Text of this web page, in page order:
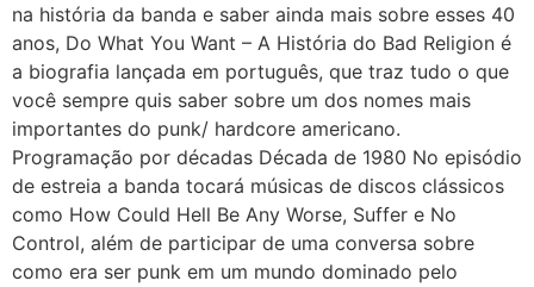
na história da banda e saber ainda mais sobre esses 40
anos, Do What You Want – A História do Bad Religion é
a biografia lançada em português, que traz tudo o que
você sempre quis saber sobre um dos nomes mais
importantes do punk/ hardcore americano.
Programação por décadas Década de 1980 No episódio
de estreia a banda tocará músicas de discos clássicos
como How Could Hell Be Any Worse, Suffer e No
Control, além de participar de uma conversa sobre
como era ser punk em um mundo dominado pelo